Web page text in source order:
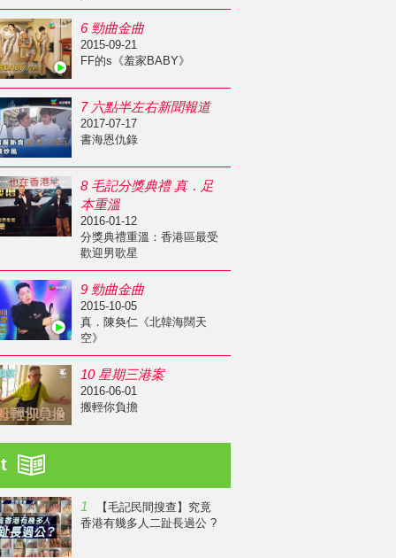
6 勁曲金曲
2015-09-21
FF的s《羞家BABY》
7 六點半左右新聞報道
2017-07-17
書海恩仇錄
8 毛記分獎典禮 真．足
本重溫
2016-01-12
分獎典禮重溫：香港區最受
歡迎男歌星
9 勁曲金曲
2015-10-05
真．陳奐仁《北韓海闊天
空》
10 星期三港案
2016-06-01
搬輕你負擔
1
【毛記民間搜查】究竟
香港有幾多人二趾長過公 ?